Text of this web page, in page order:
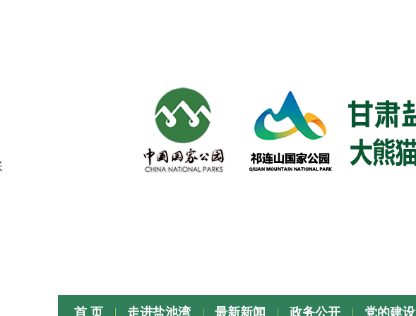
首 页 走进盐池湾 最新新闻 政务公开 党的建设